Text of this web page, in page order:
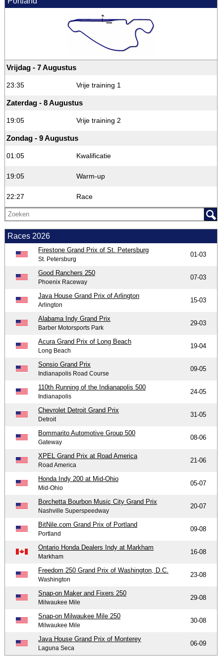
Vrijdag - 7 Augustus
23:35 Vrije training 1
Zaterdag - 8 Augustus
19:05 Vrije training 2
Zondag - 9 Augustus
01:05 Kwalificatie
19:05 Warm-up
22:27 Race
Races 2026
Firestone Grand Prix of St. Petersburg
St. Petersburg
01-03
Good Ranchers 250
Phoenix Raceway
07-03
Java House Grand Prix of Arlington
Arlington
15-03
Alabama Indy Grand Prix
Barber Motorsports Park
29-03
Acura Grand Prix of Long Beach
Long Beach
19-04
Sonsio Grand Prix
Indianapolis Road Course
09-05
110th Running of the Indianapolis 500
Indianapolis
24-05
Chevrolet Detroit Grand Prix
Detroit
31-05
Bommarito Automotive Group 500
Gateway
08-06
XPEL Grand Prix at Road America
Road America
21-06
Honda Indy 200 at Mid-Ohio
Mid-Ohio
05-07
Borchetta Bourbon Music City Grand Prix
Nashville Superspeedway
20-07
BitNile.com Grand Prix of Portland
Portland
09-08
Ontario Honda Dealers Indy at Markham
Markham
16-08
Freedom 250 Grand Prix of Washington, D.C.
Washington
23-08
Snap-on Maker and Fixers 250
Milwaukee Mile
29-08
Snap-on Milwaukee Mile 250
Milwaukee Mile
30-08
Java House Grand Prix of Monterey
Laguna Seca
06-09